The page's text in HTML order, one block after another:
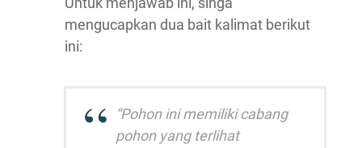
mengucapkan dua bait kalimat berikut
ini:
“Pohon ini memiliki cabang
pohon yang terlihat